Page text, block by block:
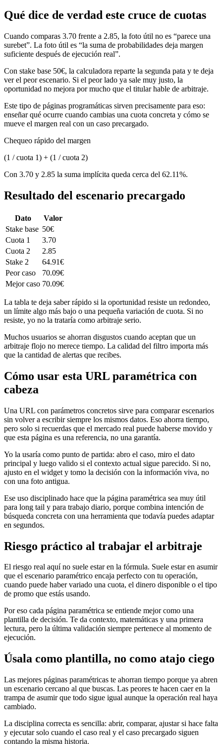
Qué dice de verdad este cruce de cuotas
Cuando comparas 3.70 frente a 2.85, la foto útil no es “parece una
surebet”. La foto útil es “la suma de probabilidades deja margen
suficiente después de ejecución real”.
Con stake base 50€, la calculadora reparte la segunda pata y te deja
ver el peor escenario. Si el peor lado ya sale muy justo, la
oportunidad no mejora por mucho que el titular hable de arbitraje.
Este tipo de páginas programáticas sirven precisamente para eso:
enseñar qué ocurre cuando cambias una cuota concreta y cómo se
mueve el margen real con un caso precargado.
Chequeo rápido del margen
(1 / cuota 1) + (1 / cuota 2)
Con 3.70 y 2.85 la suma implícita queda cerca del 62.11%.
Resultado del escenario precargado
Dato
Valor
Stake base 50€
Cuota 1
3.70
Cuota 2
2.85
Stake 2
64.91€
Peor caso
70.09€
Mejor caso 70.09€
La tabla te deja saber rápido si la oportunidad resiste un redondeo,
un límite algo más bajo o una pequeña variación de cuota. Si no
resiste, yo no la trataría como arbitraje serio.
Muchos usuarios se ahorran disgustos cuando aceptan que un
arbitraje flojo no merece tiempo. La calidad del filtro importa más
que la cantidad de alertas que recibes.
Cómo usar esta URL paramétrica con
cabeza
Una URL con parámetros concretos sirve para comparar escenarios
sin volver a escribir siempre los mismos datos. Eso ahorra tiempo,
pero solo si recuerdas que el mercado real puede haberse movido y
que esta página es una referencia, no una garantía.
Yo la usaría como punto de partida: abro el caso, miro el dato
principal y luego valido si el contexto actual sigue parecido. Si no,
ajusto en el widget y tomo la decisión con la información viva, no
con una foto antigua.
Ese uso disciplinado hace que la página paramétrica sea muy útil
para long tail y para trabajo diario, porque combina intención de
búsqueda concreta con una herramienta que todavía puedes adaptar
en segundos.
Riesgo práctico al trabajar el arbitraje
El riesgo real aquí no suele estar en la fórmula. Suele estar en asumir
que el escenario paramétrico encaja perfecto con tu operación,
cuando puede haber variado una cuota, el dinero disponible o el tipo
de promo que estás usando.
Por eso cada página paramétrica se entiende mejor como una
plantilla de decisión. Te da contexto, matemáticas y una primera
lectura, pero la última validación siempre pertenece al momento de
ejecución.
Úsala como plantilla, no como atajo ciego
Las mejores páginas paramétricas te ahorran tiempo porque ya abren
un escenario cercano al que buscas. Las peores te hacen caer en la
trampa de asumir que todo sigue igual aunque la operación real haya
cambiado.
La disciplina correcta es sencilla: abrir, comparar, ajustar si hace falta
y ejecutar solo cuando el caso real y el caso precargado siguen
contando la misma historia.